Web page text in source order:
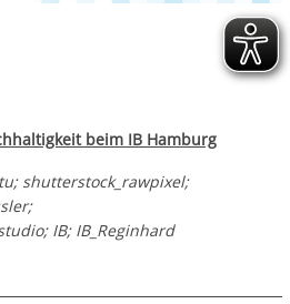
beim IB Hamburg
shutterstock_rawpixel;
IB; IB_Reginhard